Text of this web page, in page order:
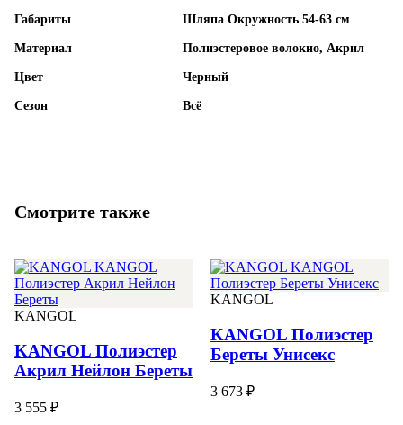
Габариты Шляпа Окружность 54-63 см
Материал Полиэстеровое волокно, Акрил
Цвет Черный
Сезон Всё
Смотрите также
KANGOL
KANGOL Полиэстер
Акрил Нейлон Береты
3 555 ₽
KANGOL
KANGOL Полиэстер
Береты Унисекс
3 673 ₽